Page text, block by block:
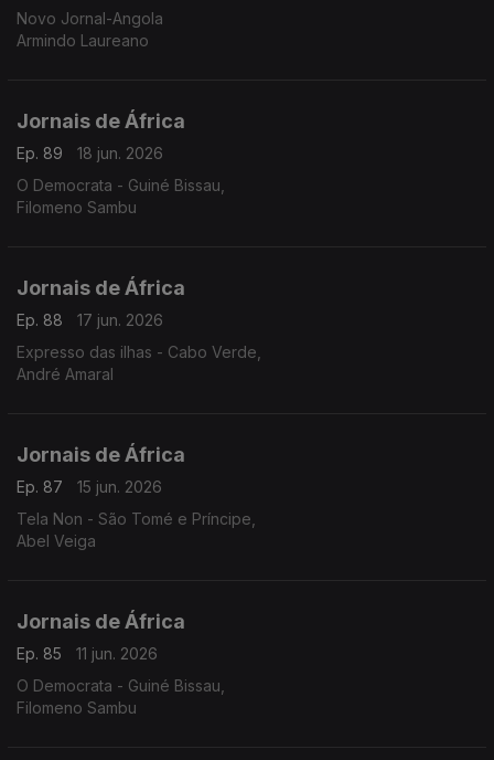
Novo Jornal-Angola
Armindo Laureano
Jornais de África
Ep. 89
18 jun. 2026
O Democrata - Guiné Bissau,
Filomeno Sambu
Jornais de África
Ep. 88
17 jun. 2026
Expresso das ilhas - Cabo Verde,
André Amaral
Jornais de África
Ep. 87
15 jun. 2026
Tela Non - São Tomé e Príncipe,
Abel Veiga
Jornais de África
Ep. 85
11 jun. 2026
O Democrata - Guiné Bissau,
Filomeno Sambu